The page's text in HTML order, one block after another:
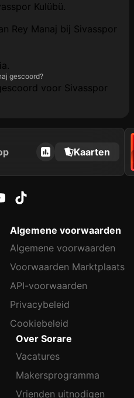
Kulübü.
Rey Manaj bij Sivasspor
gescoord?
voor Sivasspor
Kaarten
Algemene voorwaarden
Algemene voorwaarden
Voorwaarden Marktplaats
API-voorwaarden
Privacybeleid
Cookiebeleid
Over Sorare
Vacatures
Makersprogramma
Vrienden uitnodigen